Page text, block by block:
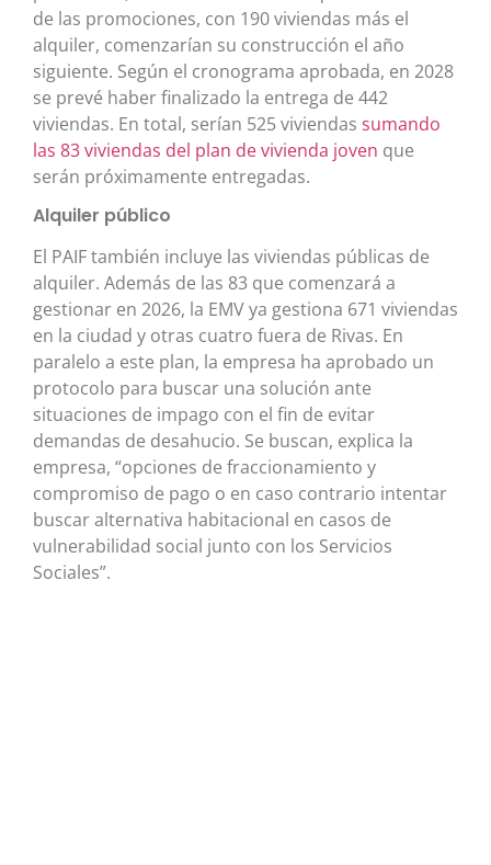
de las promociones, con 190 viviendas más el
alquiler, comenzarían su construcción el año
siguiente. Según el cronograma aprobada, en 2028
se prevé haber finalizado la entrega de 442
viviendas. En total, serían 525 viviendas sumando
las 83 viviendas del plan de vivienda joven que
serán próximamente entregadas.
Alquiler público
El PAIF también incluye las viviendas públicas de
alquiler. Además de las 83 que comenzará a
gestionar en 2026, la EMV ya gestiona 671 viviendas
en la ciudad y otras cuatro fuera de Rivas. En
paralelo a este plan, la empresa ha aprobado un
protocolo para buscar una solución ante
situaciones de impago con el fin de evitar
demandas de desahucio. Se buscan, explica la
empresa, “opciones de fraccionamiento y
compromiso de pago o en caso contrario intentar
buscar alternativa habitacional en casos de
vulnerabilidad social junto con los Servicios
Sociales”.